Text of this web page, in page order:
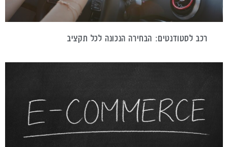
רכב לסטודנטים: הבחירה הנכונה לכל תקציב